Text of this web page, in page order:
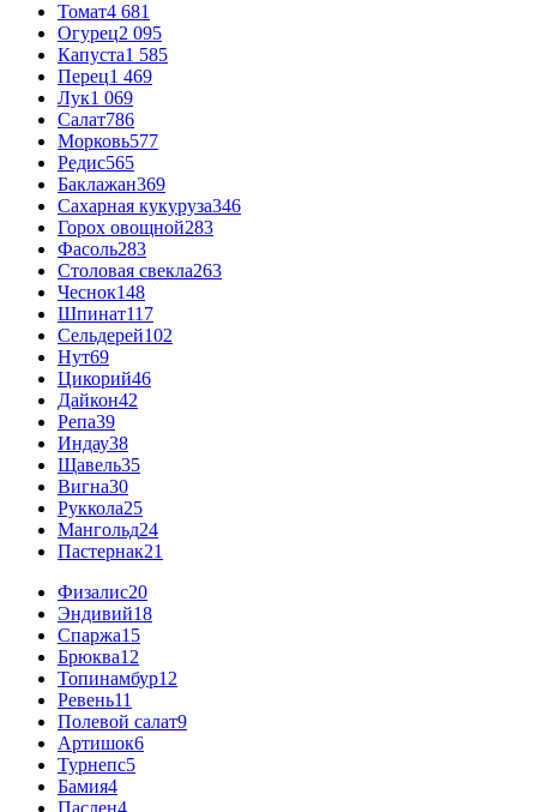
Томат4 681
Огурец2 095
Капуста1 585
Перец1 469
Лук1 069
Салат786
Морковь577
Редис565
Баклажан369
Сахарная кукуруза346
Горох овощной283
Фасоль283
Столовая свекла263
Чеснок148
Шпинат117
Сельдерей102
Нут69
Цикорий46
Дайкон42
Репа39
Индау38
Щавель35
Вигна30
Руккола25
Мангольд24
Пастернак21
Физалис20
Эндивий18
Спаржа15
Брюква12
Топинамбур12
Ревень11
Полевой салат9
Артишок6
Турнепс5
Бамия4